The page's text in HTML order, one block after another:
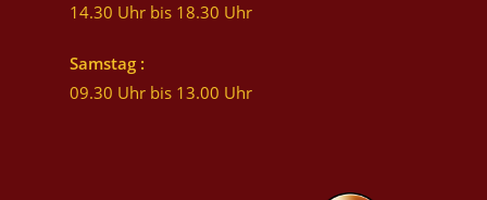
14.30 Uhr bis 18.30 Uhr
Samstag :
09.30 Uhr bis 13.00 Uhr